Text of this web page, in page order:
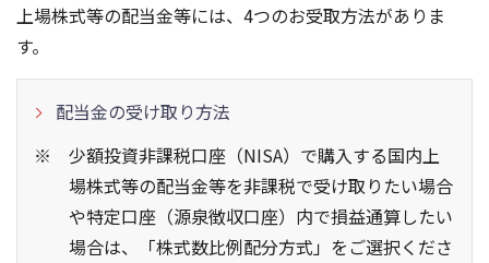
上場株式等の配当金等には、4つのお受取方法がありま
す。
配当金の受け取り方法
少額投資非課税口座（NISA）で購入する国内上
場株式等の配当金等を非課税で受け取りたい場合
や特定口座（源泉徴収口座）内で損益通算したい
場合は、「株式数比例配分方式」をご選択くださ